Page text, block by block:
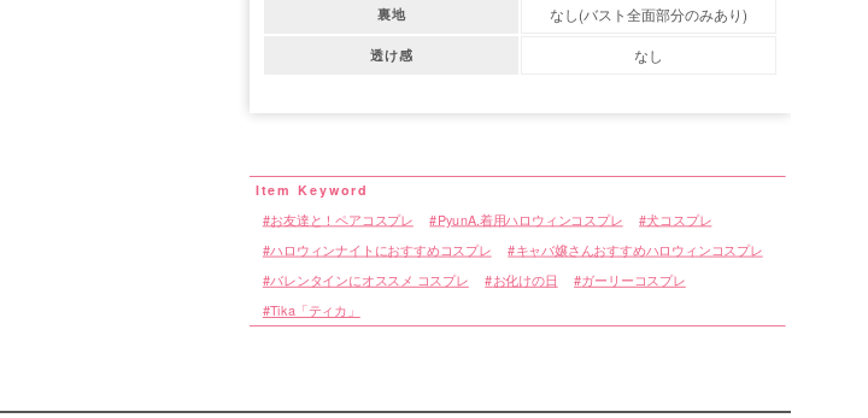
裏地 なし(バスト全面部分のみあり)
透け感 なし
お友達と！ペアコスプレ PyunA.着用ハロウィンコスプレ
犬コスプレ
ハロウィンナイトにおすすめコスプレ
キャバ嬢さんおすすめハロウィンコスプレ
バレンタインにオススメ コスプレ お化けの日
ガーリーコスプレ
Tika「ティカ」